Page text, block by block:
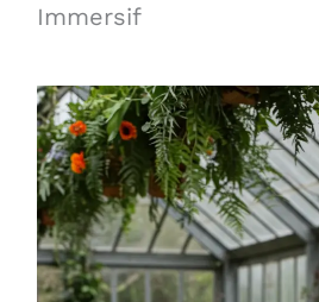
Immersif